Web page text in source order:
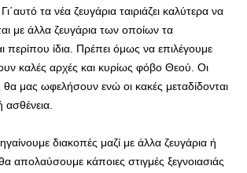
τα νέα ζευγάρια ταιριάζει καλύτερα να
με άλλα ζευγάρια των οποίων τα
περίπου ίδια. Πρέπει όμως να επιλέγουμε
καλές αρχές και κυρίως φόβο Θεού. Οι
θα μας ωφελήσουν ενώ οι κακές μεταδίδονται
ασθένεια.
διακοπές μαζί με άλλα ζευγάρια ή
απολαύσουμε κάποιες στιγμές ξεγνοιασιάς